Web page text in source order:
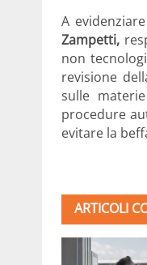
A
Zampetti,
non
revisione
sulle
procedure
evitare la
ARTICOLI